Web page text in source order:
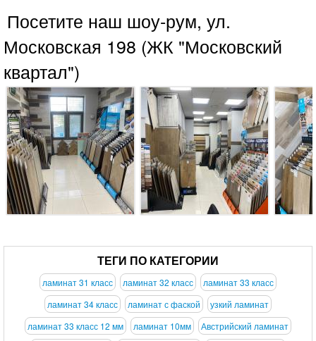
Посетите наш шоу-рум, ул.
Московская 198 (ЖК "Московский
квартал")
ТЕГИ ПО КАТЕГОРИИ
ламинат 31 класс ламинат 32 класс
ламинат 33 класс
ламинат 34 класс
ламинат с фаской
узкий ламинат
ламинат 33 класс 12 мм
ламинат 10мм
Австрийский ламинат